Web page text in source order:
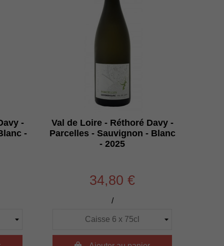
-
-
Val de Loire - Réthoré Davy -
Parcelles - Sauvignon - Blanc
- 2025
34,80 €
/